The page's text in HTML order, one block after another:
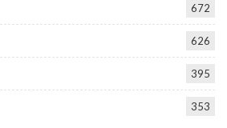
672
626
395
353